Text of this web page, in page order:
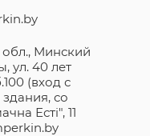
Минский
ул. 40 лет
(вход с
со
Естi", 11